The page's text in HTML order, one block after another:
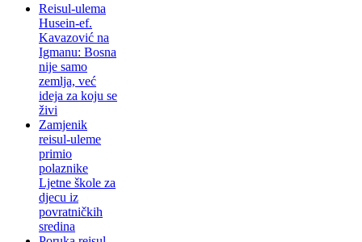
Reisul-ulema
Husein-ef.
Kavazović na
Igmanu: Bosna
nije samo
zemlja, već
ideja za koju se
živi
Zamjenik
reisul-uleme
primio
polaznike
Ljetne škole za
djecu iz
povratničkih
sredina